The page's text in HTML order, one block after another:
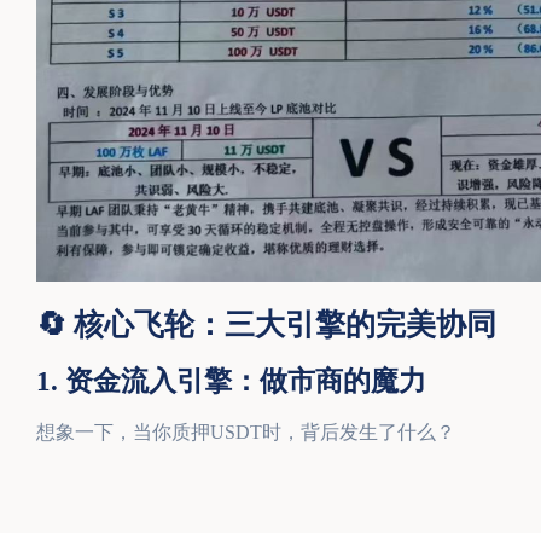
🔄 核心飞轮：三大引擎的完美协同
1. 资金流入引擎：做市商的魔力
想象一下，当你质押USDT时，背后发生了什么？